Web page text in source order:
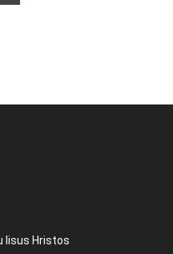
Iisus Hristos